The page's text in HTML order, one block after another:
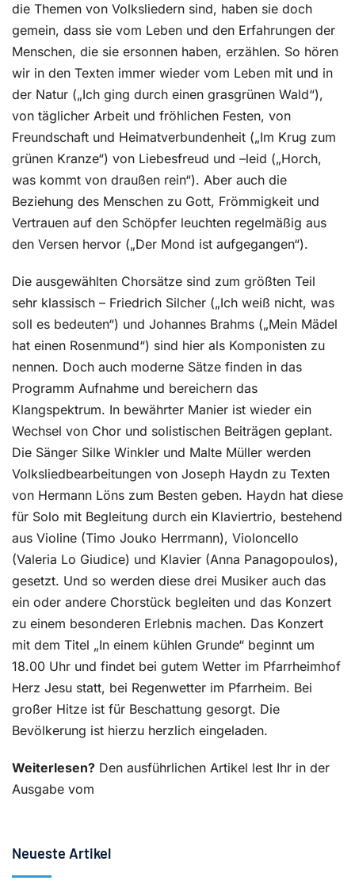
die Themen von Volksliedern sind, haben sie doch
gemein, dass sie vom Leben und den Erfahrungen der
Menschen, die sie ersonnen haben, erzählen. So hören
wir in den Texten immer wieder vom Leben mit und in
der Natur („Ich ging durch einen grasgrünen Wald“),
von täglicher Arbeit und fröhlichen Festen, von
Freundschaft und Heimatverbundenheit („Im Krug zum
grünen Kranze“) von Liebesfreud und –leid („Horch,
was kommt von draußen rein“). Aber auch die
Beziehung des Menschen zu Gott, Frömmigkeit und
Vertrauen auf den Schöpfer leuchten regelmäßig aus
den Versen hervor („Der Mond ist aufgegangen“).
Die ausgewählten Chorsätze sind zum größten Teil
sehr klassisch – Friedrich Silcher („Ich weiß nicht, was
soll es bedeuten“) und Johannes Brahms („Mein Mädel
hat einen Rosenmund“) sind hier als Komponisten zu
nennen. Doch auch moderne Sätze finden in das
Programm Aufnahme und bereichern das
Klangspektrum. In bewährter Manier ist wieder ein
Wechsel von Chor und solistischen Beiträgen geplant.
Die Sänger Silke Winkler und Malte Müller werden
Volksliedbearbeitungen von Joseph Haydn zu Texten
von Hermann Löns zum Besten geben. Haydn hat diese
für Solo mit Begleitung durch ein Klaviertrio, bestehend
aus Violine (Timo Jouko Herrmann), Violoncello
(Valeria Lo Giudice) und Klavier (Anna Panagopoulos),
gesetzt. Und so werden diese drei Musiker auch das
ein oder andere Chorstück begleiten und das Konzert
zu einem besonderen Erlebnis machen. Das Konzert
mit dem Titel „In einem kühlen Grunde“ beginnt um
18.00 Uhr und findet bei gutem Wetter im Pfarrheimhof
Herz Jesu statt, bei Regenwetter im Pfarrheim. Bei
großer Hitze ist für Beschattung gesorgt. Die
Bevölkerung ist hierzu herzlich eingeladen.
Weiterlesen? Den ausführlichen Artikel lest Ihr in der
Ausgabe vom
Neueste Artikel